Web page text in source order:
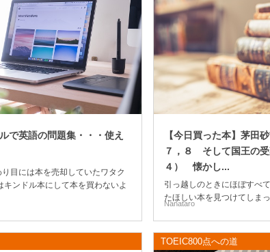
で英語の問題集・・・使え
目には本を売却していたワタク
キンドル本にして本を買わないよ
【今日買った本】茅田
７，８ そして国王の
４） 懐かし...
引っ越しのときにほぼすべ
たほしい本を見つけてしま
らに…)
Nanataro
TOEIC800点への道